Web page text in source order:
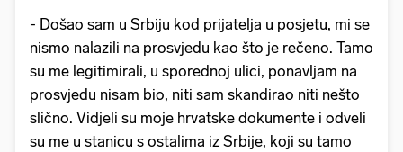
- Došao sam u Srbiju kod prijatelja u posjetu, mi se
nismo nalazili na prosvjedu kao što je rečeno. Tamo
su me legitimirali, u sporednoj ulici, ponavljam na
prosvjedu nisam bio, niti sam skandirao niti nešto
slično. Vidjeli su moje hrvatske dokumente i odveli
su me u stanicu s ostalima iz Srbije, koji su tamo